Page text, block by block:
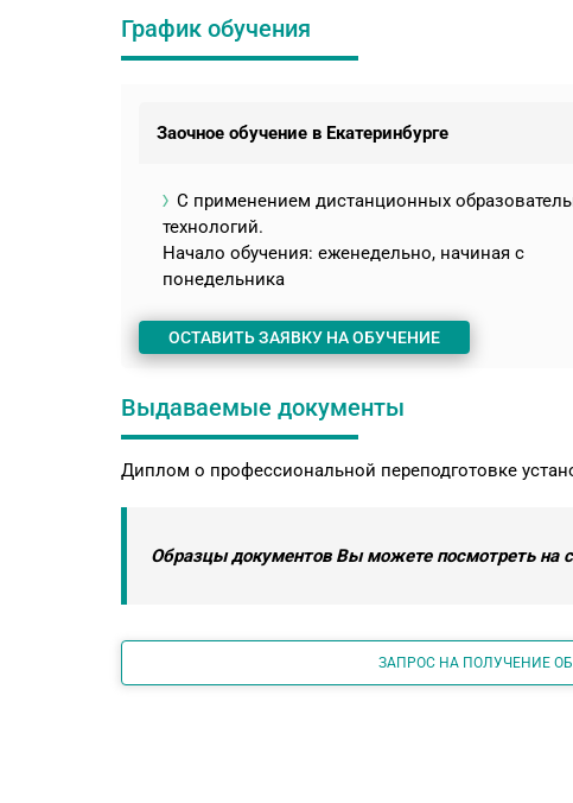
График обучения
Заочное обучение в Екатеринбурге
С применением дистанционных
технологий.
Начало обучения: еженедельно, начиная с
понедельника
ОСТАВИТЬ ЗАЯВКУ НА ОБУЧЕНИЕ
Выдаваемые документы
Диплом о профессиональной переподготовке
Образцы документов Вы можете посмотреть на
ЗАПРОС НА ПОЛУЧЕНИЕ